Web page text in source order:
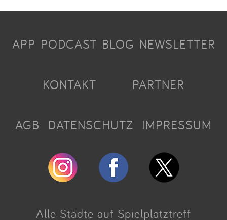
APP PODCAST BLOG NEWSLETTER
KONTAKT PARTNER
AGB DATENSCHUTZ IMPRESSUM
Alle Städte auf Spielplatztreff